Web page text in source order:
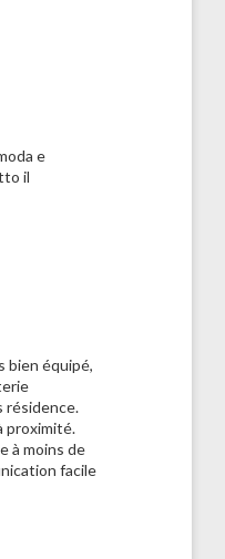
e
il
bien équipé,
résidence.
proximité.
à moins de
facile